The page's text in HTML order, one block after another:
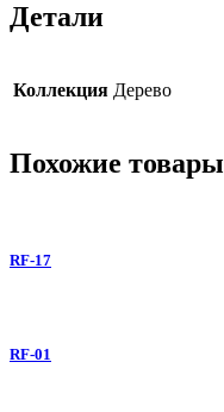
Детали
Коллекция Дерево
Похожие товары
RF-17
RF-01